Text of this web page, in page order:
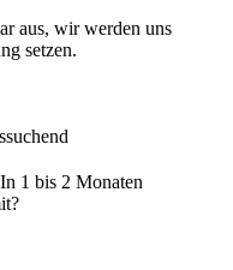
aus, wir werden uns
setzen.
In 1 bis 2 Monaten